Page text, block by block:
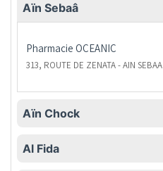
Aïn Sebaâ
Pharmacie OCEANIC
313, ROUTE DE ZENATA - AIN SEBAA
Aïn Chock
Al Fida